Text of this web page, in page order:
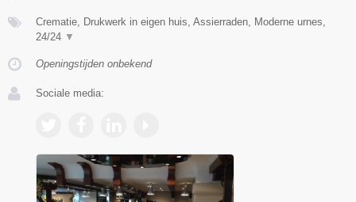
Crematie, Drukwerk in eigen huis, Assierraden, Moderne urnes,
24/24 ▼
Openingstijden onbekend
Sociale media: